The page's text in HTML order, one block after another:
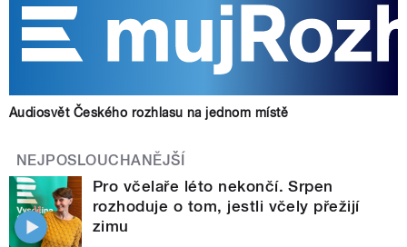
Audiosvět Českého rozhlasu na jednom místě
NEJPOSLOUCHANĚJŠÍ
Pro včelaře léto nekončí. Srpen
rozhoduje o tom, jestli včely přežijí
zimu